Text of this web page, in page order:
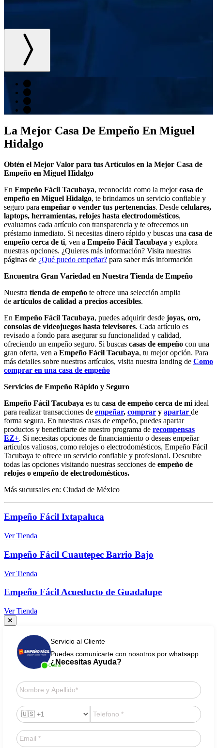
La Mejor Casa De Empeño En Miguel
Hidalgo
Obtén el Mejor Valor para tus Artículos en la Mejor Casa de
Empeño en Miguel Hidalgo
En Empeño Fácil Tacubaya, reconocida como la mejorcasa de
empeño en Miguel Hidalgo, te brindamos un servicio confiable y
seguro para empeñar o vender tus pertenencias. Desde celulares,
laptops, herramientas, relojes hasta electrodomésticos,
evaluamos cada artículo con transparencia y te ofrecemos un
préstamo inmediato. Si necesitas dinero rápido y buscas una casa de
empeño cerca de ti, ven a Empeño Fácil Tacubaya y explora
nuestras opciones. ¿Quieres más información? Visita nuestras
páginas de ¿Qué puedo empeñar? para saber más información
Encuentra Gran Variedad en Nuestra Tienda de Empeño
Nuestra tienda de empeño te ofrece una selección amplia
de artículos de calidad a precios accesibles.
En Empeño Fácil Tacubaya, puedes adquirir desde joyas, oro,
consolas de videojuegos hasta televisores. Cada artículo es
revisado a fondo para asegurar su funcionalidad y calidad,
ofreciendo un empeño seguro. Si buscas casas de empeño con una
gran oferta, ven a Empeño Fácil Tacubaya, tu mejor opción. Para
más detalles sobre nuestros artículos, visita nuestra landing de Como
comprar en una casa de empeño
Servicios de Empeño Rápido y Seguro
Empeño Fácil Tacubaya es tu casa de empeño cerca de mi ideal
para realizar transacciones de empeñar, comprar y apartar de
forma segura. En nuestras casas de empeño, puedes apartar
productos y beneficiarte de nuestro programa de recompensas
EZ+. Si necesitas opciones de financiamiento o deseas empeñar
artículos valiosos, como relojes o electrodomésticos, Empeño Fácil
Tacubaya te ofrece un servicio confiable y profesional. Descubre
todas las opciones visitando nuestras secciones de empeño de
relojes o empeño de electrodomésticos.
Más sucursales en: Ciudad de México
Empeño Fácil Ixtapaluca
Ver Tienda
Empeño Fácil Cuautepec Barrio Bajo
Ver Tienda
Empeño Fácil Acueducto de Guadalupe
Ver Tienda
Online
Servicio al Cliente
Puedes comunicarte con nosotros por whatsapp
¿Necesitas Ayuda?